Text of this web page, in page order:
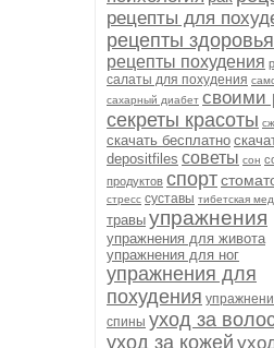
рецепты для
рецепты здоровья
рецепты похудения
салаты для похудения
сахарный диабет своими
секреты красоты
скачать бесплатно
depositfiles советы сон
продуктов спорт
стресс суставы тибетская
травы упражнения
упражнения для живота
упражнения для ног
упражнения для
похудения
спины уход за
уход за кожей